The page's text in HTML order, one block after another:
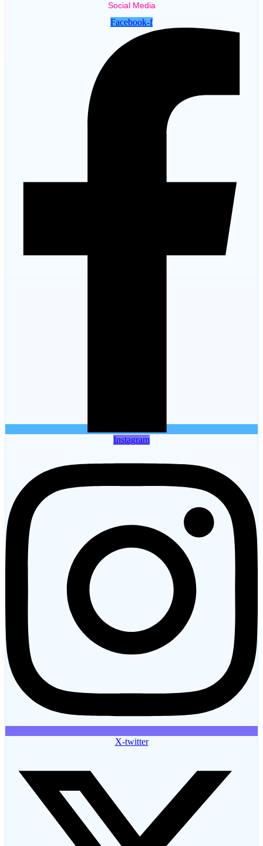
Social Media
Facebook-f
Instagram
X-twitter